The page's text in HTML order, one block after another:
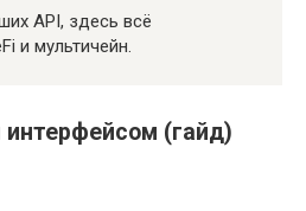
API, здесь всё
и мультичейн.
интерфейсом (гайд)